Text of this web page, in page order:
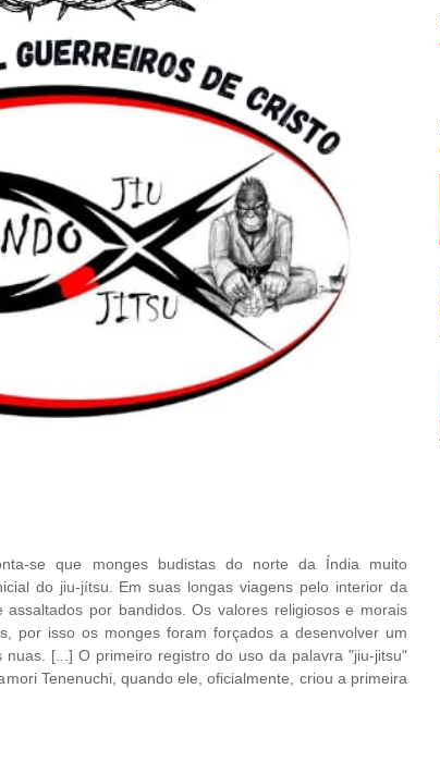
se que monges budistas do norte da Índia muito
do jiu-jítsu. Em suas longas viagens pelo interior da
por bandidos. Os valores religiosos e morais
por isso os monges foram forçados a desenvolver um
[...] O primeiro registro do uso da palavra "jiu-jitsu"
Tenenuchi, quando ele, oficialmente, criou a primeira